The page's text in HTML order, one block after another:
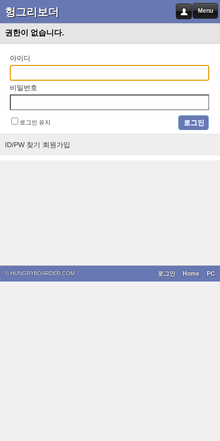
헝그리보더 Menu
권한이 없습니다.
아이디
비밀번호
로그인 유지
ID/PW 찾기 회원가입
© HUNGRYBOARDER.COM PC
Home
로그인